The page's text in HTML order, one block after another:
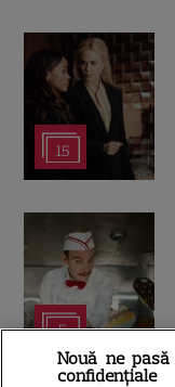
15
5
Nouă ne
confidențiale